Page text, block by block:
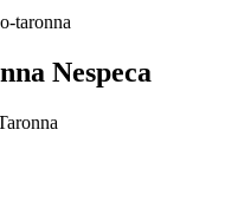
taronna
Nespeca